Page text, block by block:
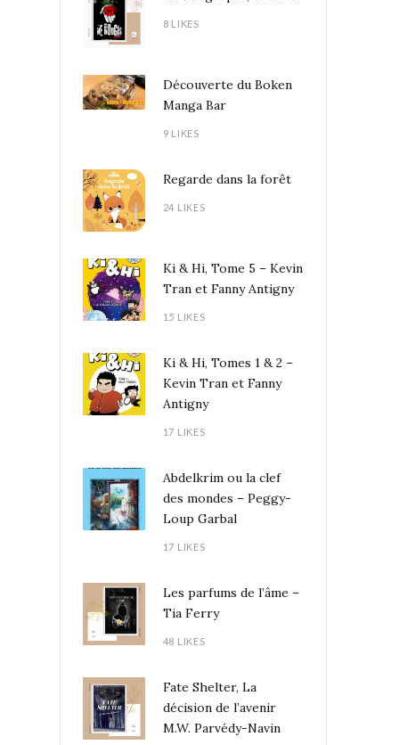
8 LIKES
Découverte du Boken
Manga Bar
9 LIKES
Regarde dans la forêt
24 LIKES
Ki & Hi, Tome 5 – Kevin
Tran et Fanny Antigny
15 LIKES
Ki & Hi, Tomes 1 & 2 –
Kevin Tran et Fanny
Antigny
17 LIKES
Abdelkrim ou la clef
des mondes – Peggy-
Loup Garbal
17 LIKES
Les parfums de l’âme –
Tia Ferry
48 LIKES
Fate Shelter, La
décision de l’avenir
M.W. Parvédy-Navin